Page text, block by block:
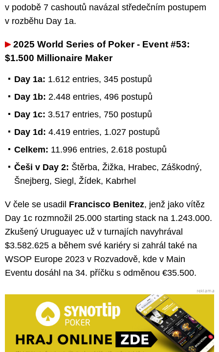
v podobě 7 cashoutů navázal středečním postupem
v rozběhu Day 1a.
2025 World Series of Poker - Event #53:
$1.500 Millionaire Maker
Day 1a: 1.612 entries, 345 postupů
Day 1b: 2.448 entries, 496 postupů
Day 1c: 3.517 entries, 750 postupů
Day 1d: 4.419 entries, 1.027 postupů
Celkem: 11.996 entries, 2.618 postupů
Češi v Day 2: Štěrba, Žižka, Hrabec, Záškodný,
Šnejberg, Siegl, Žídek, Kabrhel
V čele se usadil Francisco Benitez, jenž jako vítěz
Day 1c rozmnožil 25.000 starting stack na 1.243.000.
Zkušený Uruguayec už v turnajích navyhrával
$3.582.625 a během své kariéry si zahrál také na
WSOP Europe 2023 v Rozvadově, kde v Main
Eventu dosáhl na 34. příčku s odměnou €35.500.